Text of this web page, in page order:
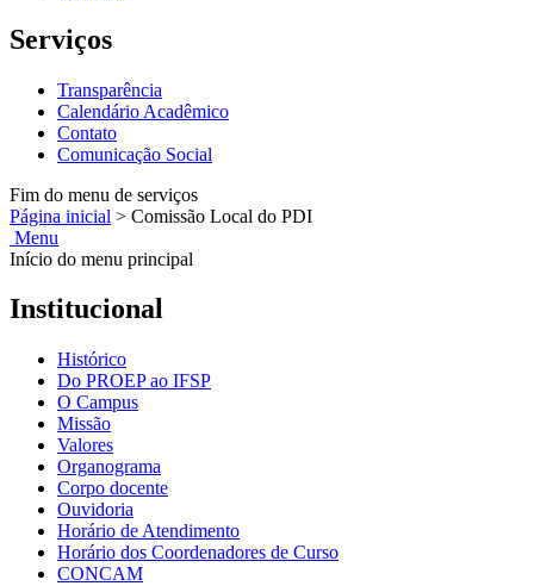
Serviços
Transparência
Calendário Acadêmico
Contato
Comunicação Social
Fim do menu de serviços
Página inicial > Comissão Local do PDI
Menu
Início do menu principal
Institucional
Histórico
Do PROEP ao IFSP
O Campus
Missão
Valores
Organograma
Corpo docente
Ouvidoria
Horário de Atendimento
Horário dos Coordenadores de Curso
CONCAM